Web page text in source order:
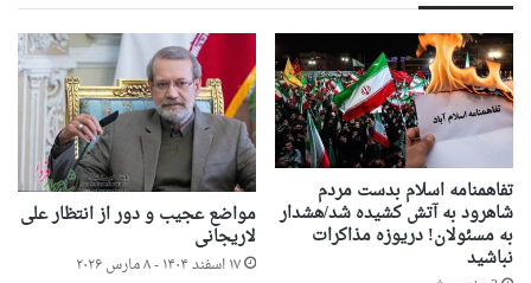
تفاهمنامه اسلام بدست مردم
شاهرود به آتش کشیده شد/هشدار
به مسئولان! دریوزه مذاکرات
نباشید
مواضع عجیب و دور از انتظار علی
لاریجانی
۱۷ اسفند ۱۴۰۴ - ۸ مارس ۲۰۲۶